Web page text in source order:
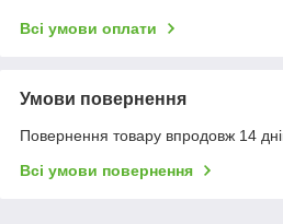
Всі умови оплати
Умови повернення
Повернення товару впродовж 14
Всі умови повернення